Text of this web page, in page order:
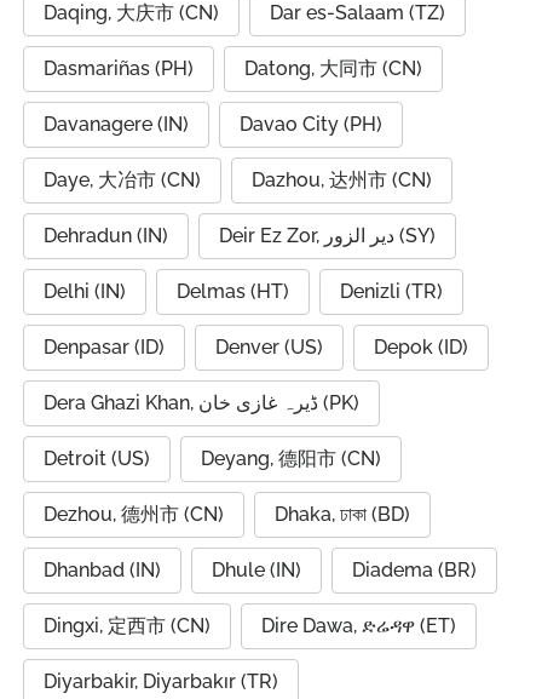
Daqing, 大庆市 (CN) Dar es-Salaam (TZ)
Dasmariñas (PH) Datong, 大同市 (CN)
Davanagere (IN) Davao City (PH)
Daye, 大冶市 (CN) Dazhou, 达州市 (CN)
Dehradun (IN) Deir Ez Zor, دير الزور (SY)
Delhi (IN) Delmas (HT) Denizli (TR)
Denpasar (ID) Denver (US) Depok (ID)
Dera Ghazi Khan, ڈیرہ غازی خان (PK)
Detroit (US) Deyang, 德阳市 (CN)
Dezhou, 德州市 (CN) Dhaka, ঢাকা (BD)
Dhanbad (IN) Dhule (IN) Diadema (BR)
Dingxi, 定西市 (CN) Dire Dawa, ድሬዳዋ (ET)
Diyarbakir, Diyarbakır (TR)